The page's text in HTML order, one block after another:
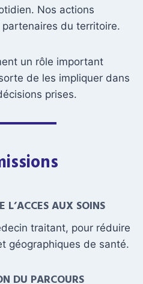
Nos actions
du territoire.
un rôle important
de les impliquer dans
prises.
AUX SOINS
traitant, pour réduire
géographiques de santé.
DU PARCOURS